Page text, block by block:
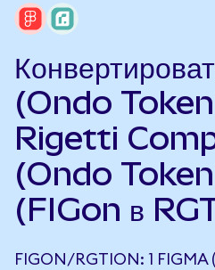
(Ondo
Rigetti
(Ondo
(FIGon в
FIGON/RGTION: 1 FIGMA